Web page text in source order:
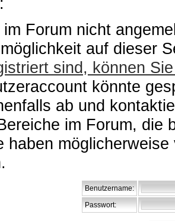
Forum nicht
auf dieser
sind, können
könnte
ab und
im Forum, die
haben
Benutzername:
Passwort: